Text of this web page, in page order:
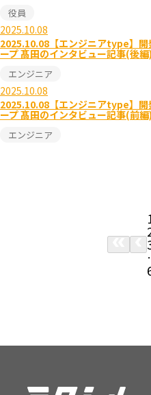
役員
2025.10.08
2025.10.08【エンジニアtype】開
ープ 髙田のインタビュー記事(後編
エンジニア
2025.10.08
2025.10.08【エンジニアtype】開
ープ 髙田のインタビュー記事(前編
エンジニア